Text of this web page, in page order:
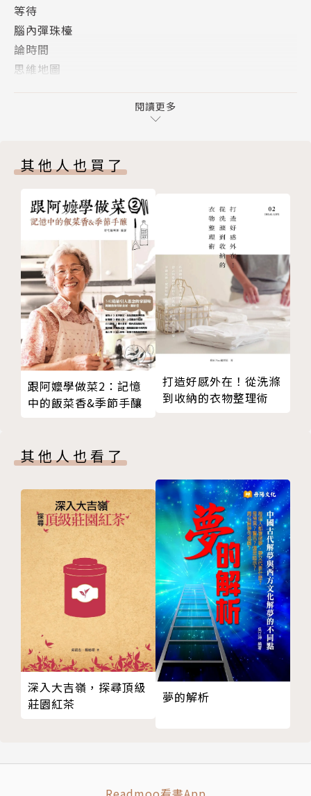
等待
腦內彈珠檯
論時間
思維地圖
我思故我感
運作不息的情緒機器
建構自我認同
追尋幸福
待辦事項
這天故意留白
擠出一天的精華
大掃除
瓦解
圖個清淨
幸福
在沉悶的屋子裡
如何成為一個三角形
情緒方塊
我思故我尋
走鋼索
更高的目標
理想主義
赤腳
徒勞
成功
薛西弗斯休息一下
逐夢者
閱讀更多
其他人也買了
跟阿嬤學做菜2：記憶
中的飯菜香&季節手釀
打造好感外在！從洗滌
到收納的衣物整理術
其他人也看了
深入大吉嶺，探尋頂級
莊園紅茶
夢的解析